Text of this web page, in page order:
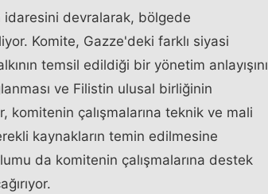
devralarak, bölgede
Komite, Gazze'deki farklı siyasi
temsil edildiği bir yönetim anlayışını
ve Filistin ulusal birliğinin
komitenin çalışmalarına teknik ve mali
kaynakların temin edilmesine
da komitenin çalışmalarına destek